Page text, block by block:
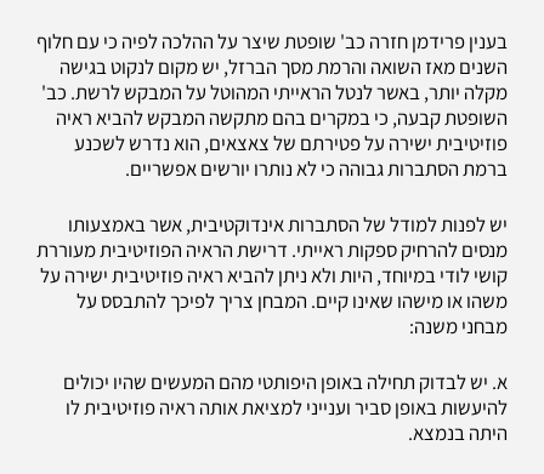
בענין פרידמן חזרה כב' שופטת שיצר על ההלכה לפיה כי עם חלוף
השנים מאז השואה והרמת מסך הברזל, יש מקום לנקוט בגישה
מקלה יותר, באשר לנטל הראייתי המהוטל על המבקש לרשת. כב'
השופטת קבעה, כי במקרים בהם מתקשה המבקש להביא ראיה
פוזיטיבית ישירה על פטירתם של צאצאים, הוא נדרש לשכנע
ברמת הסתברות גבוהה כי לא נותרו יורשים אפשריים.
יש לפנות למודל של הסתברות אינדוקטיבית, אשר באמצעותו
מנסים להרחיק ספקות ראייתי. דרישת הראיה הפוזיטיבית מעוררת
קושי לודי במיוחד, היות ולא ניתן להביא ראיה פוזיטיבית ישירה על
משהו או מישהו שאינו קיים. המבחן צריך לפיכך להתבסס על
מבחני משנה:
א. יש לבדוק תחילה באופן היפותטי מהם המעשים שהיו יכולים
להיעשות באופן סביר וענייני למציאת אותה ראיה פוזיטיבית לו
היתה בנמצא.